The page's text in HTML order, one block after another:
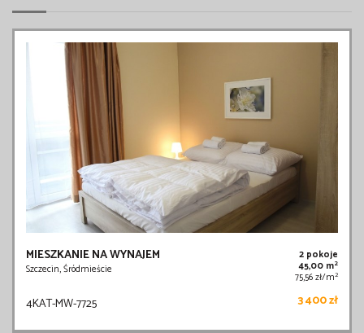
MIESZKANIE NA WYNAJEM
Szczecin, Śródmieście
2 pokoje
45,00 m2
75,56 zł/m2
4KAT-MW-7725 3 400 zł